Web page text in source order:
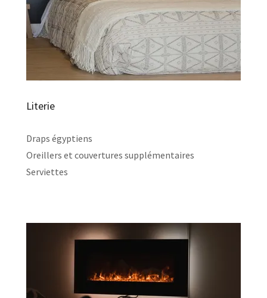
Literie
Draps égyptiens
Oreillers et couvertures supplémentaires
Serviettes